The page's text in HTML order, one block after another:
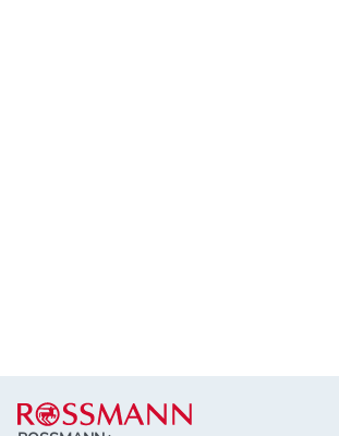
Lábléc